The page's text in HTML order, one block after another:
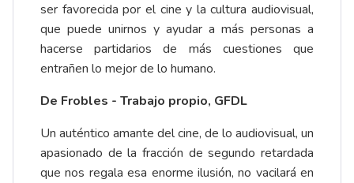
ser favorecida por el cine y la cultura audiovisual,
que puede unirnos y ayudar a más personas a
hacerse partidarios de más cuestiones que
entrañen lo mejor de lo humano.
De Frobles - Trabajo propio, GFDL
Un auténtico amante del cine, de lo audiovisual, un
apasionado de la fracción de segundo retardada
que nos regala esa enorme ilusión, no vacilará en